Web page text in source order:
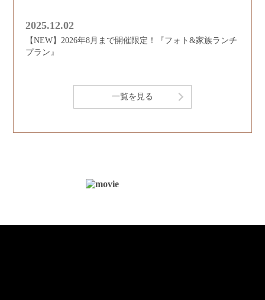
2025.12.02
【NEW】2026年8月まで開催限定！『フォト&家族ランチ
プラン』
一覧を見る